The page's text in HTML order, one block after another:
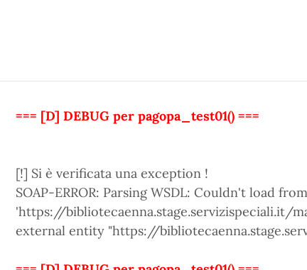
=== [D] DEBUG per pagopa_test01() ===
[!] Si è verificata una exception !
SOAP-ERROR: Parsing WSDL: Couldn't load from
'https://bibliotecaenna.stage.servizispeciali.it/
external entity "https://